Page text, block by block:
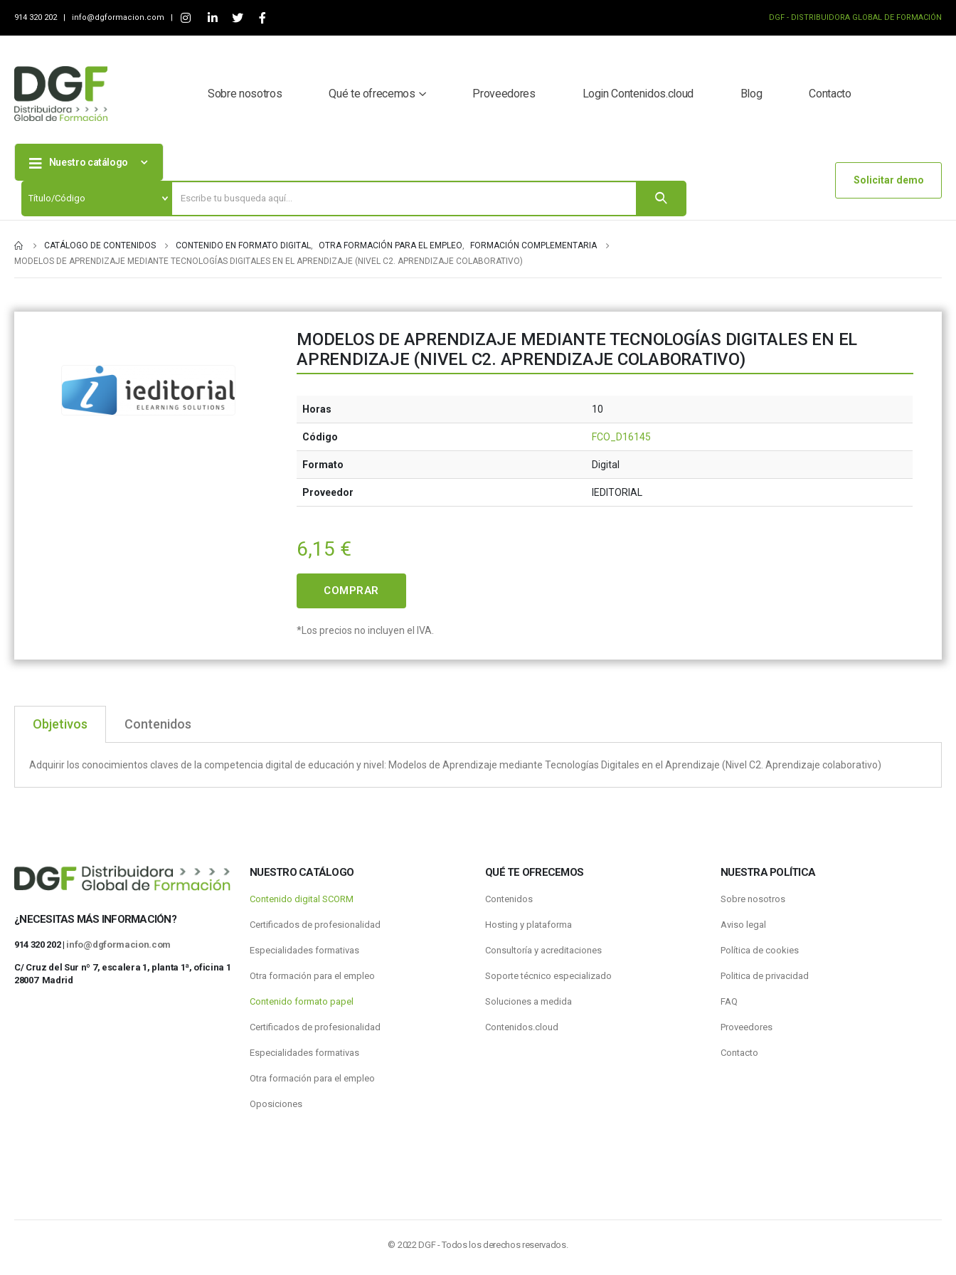
914 320 202 | info@dgformacion.com | DGF - DISTRIBUIDORA GLOBAL DE FORMACIÓN
Sobre nosotros Qué te ofrecemos Proveedores Login Contenidos.cloud Blog Contacto
Nuestro catálogo
Solicitar demo
CATÁLOGO DE CONTENIDOS CONTENIDO EN FORMATO DIGITAL, OTRA FORMACIÓN PARA EL EMPLEO,
FORMACIÓN COMPLEMENTARIA
MODELOS DE APRENDIZAJE MEDIANTE TECNOLOGÍAS DIGITALES EN EL APRENDIZAJE (NIVEL C2. APRENDIZAJE COLABORATIVO)
MODELOS DE APRENDIZAJE MEDIANTE TECNOLOGÍAS DIGITALES EN EL
APRENDIZAJE (NIVEL C2. APRENDIZAJE COLABORATIVO)
Horas 10
Código FCO_D16145
Formato Digital
Proveedor IEDITORIAL
6,15 €
COMPRAR
*Los precios no incluyen el IVA.
Objetivos Contenidos
Adquirir los conocimientos claves de la competencia digital de educación y nivel: Modelos de Aprendizaje mediante Tecnologías Digitales en el Aprendizaje (Nivel C2. Aprendizaje colaborativo)
¿NECESITAS MÁS INFORMACIÓN?
914 320 202 | info@dgformacion.com
C/ Cruz del Sur nº 7, escalera 1, planta 1ª, oficina 1
28007 Madrid
NUESTRO CATÁLOGO
Contenido digital SCORM
Certificados de profesionalidad
Especialidades formativas
Otra formación para el empleo
Contenido formato papel
Certificados de profesionalidad
Especialidades formativas
Otra formación para el empleo
Oposiciones
QUÉ TE OFRECEMOS
Contenidos
Hosting y plataforma
Consultoría y acreditaciones
Soporte técnico especializado
Soluciones a medida
Contenidos.cloud
NUESTRA POLÍTICA
Sobre nosotros
Aviso legal
Política de cookies
Politica de privacidad
FAQ
Proveedores
Contacto
© 2022 DGF - Todos los derechos reservados.